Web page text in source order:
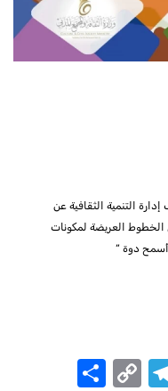
التنمية الثقافية عن
الخطوط العريضة لمكونات
دوة “
Telegram
Copy